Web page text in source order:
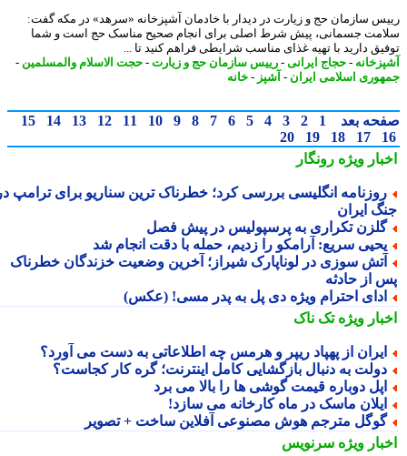
سازمان حج و زیارت در دیدار با خادمان آشپزخانه «سرهد» در مکه گفت:
جسمانی، پیش شرط اصلی برای انجام صحیح مناسک حج است و شما
دارید با تهیه غذای مناسب شرایطی فراهم کنید تا ...
-حجاج ایرانی- رییس سازمان حج و زیارت- حجت الاسلام والمسلمین-
اسلامی ایران - آشپز -خانه
بعد 1
2
3
4
5
6
7
8
9
10
11
12
13
14
15
17
18
19
20
ویژهرونگار
انگلیسی بررسی کرد؛ خطرناک ترین سناریو برای ترامپ در
ایران
تکراری به پرسپولیس در پیش فصل
سریع: آرامکو را زدیم، حمله با دقت انجام شد
سوزی در لوناپارک شیراز؛ آخرین وضعیت خزندگان خطرناک
از حادثه
احترام ویژه دی پل به پدر مسی! (عکس)
ویژهتک ناک
از پهپاد ریپر و هرمس چه اطلاعاتی به دست می آورد؟
به دنبال بازگشایی کامل اینترنت؛ گره کار کجاست؟
دوباره قیمت گوشی ها را بالا می برد
ماسک در ماه کارخانه می سازد!
مترجم هوش مصنوعی آفلاین ساخت + تصویر
ویژهسرنویس